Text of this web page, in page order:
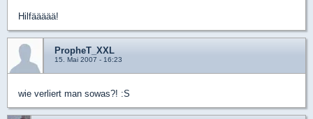
Hilfäääää!
PropheT_XXL
15. Mai 2007 - 16:23
wie verliert man sowas?! :S